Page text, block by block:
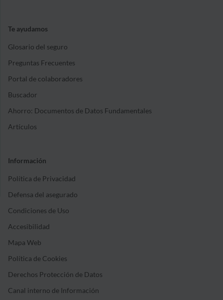
Te ayudamos
Glosario del seguro
Preguntas Frecuentes
Portal de colaboradores
Buscador
Ahorro: Documentos de Datos Fundamentales
Artículos
Información
Política de Privacidad
Defensa del asegurado
Condiciones de Uso
Accesibilidad
Mapa Web
Política de Cookies
Derechos Protección de Datos
Canal interno de Información